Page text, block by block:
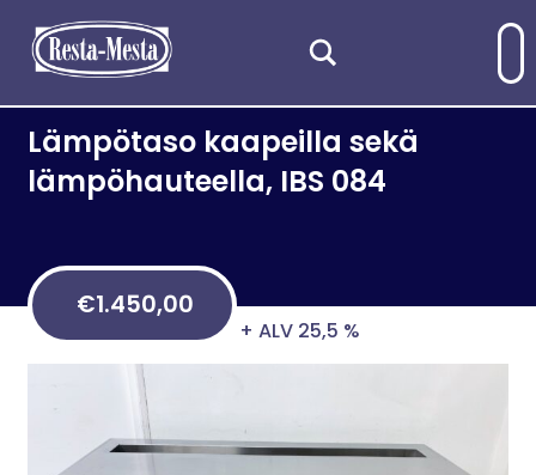
Lämpötaso kaapeilla sekä
lämpöhauteella, IBS 084
€1.450,00
+ ALV 25,5 %